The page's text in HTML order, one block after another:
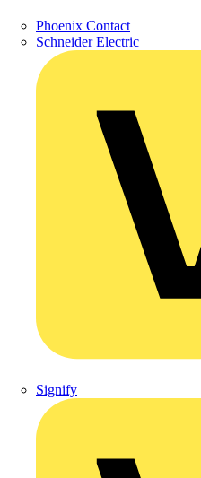
Phoenix Contact
Schneider Electric
Signify